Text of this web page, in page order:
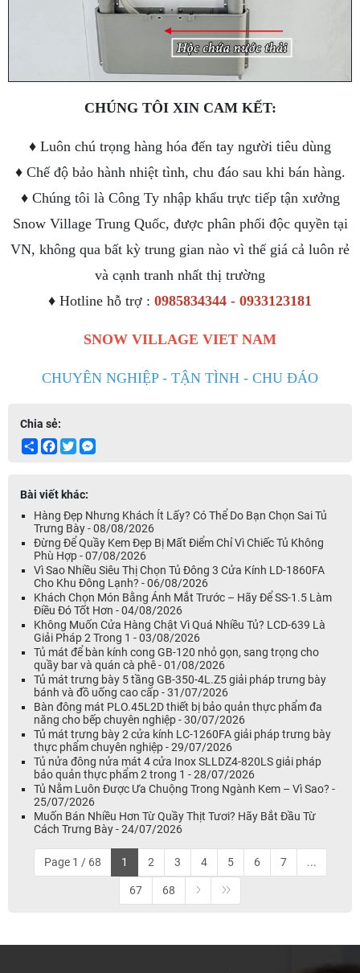
CHÚNG TÔI XIN CAM KẾT:
♦ Luôn chú trọng hàng hóa đến tay người tiêu dùng
♦ Chế độ bảo hành nhiệt tình, chu đáo sau khi bán hàng.
♦ Chúng tôi là Công Ty nhập khẩu trực tiếp tận xưởng
Snow Village Trung Quốc, được phân phối độc quyền tại
VN, không qua bất kỳ trung gian nào vì thế giá cả luôn rẻ
và cạnh tranh nhất thị trường
♦ Hotline hỗ trợ : 0985834344 - 0933123181
SNOW VILLAGE VIET NAM
CHUYÊN NGHIỆP - TẬN TÌNH - CHU ĐÁO
Chia sẻ:
ShareFacebook
Twitter
Bài viết khác:
Hàng Đẹp Nhưng Khách Ít Lấy? Có Thể Do Bạn Chọn Sai Tủ
Trưng Bày - 08/08/2026
Đừng Để Quầy Kem Đẹp Bị Mất Điểm Chỉ Vì Chiếc Tủ Không
Phù Hợp - 07/08/2026
Vì Sao Nhiều Siêu Thị Chọn Tủ Đông 3 Cửa Kính LD-1860FA
Cho Khu Đông Lạnh? - 06/08/2026
Khách Chọn Món Bằng Ánh Mắt Trước – Hãy Để SS-1.5 Làm
Điều Đó Tốt Hơn - 04/08/2026
Không Muốn Cửa Hàng Chật Vì Quá Nhiều Tủ? LCD-639 Là
Giải Pháp 2 Trong 1 - 03/08/2026
Tủ mát để bàn kính cong GB-120 nhỏ gọn, sang trọng cho
quầy bar và quán cà phê - 01/08/2026
Tủ mát trưng bày 5 tầng GB-350-4L.Z5 giải pháp trưng bày
bánh và đồ uống cao cấp - 31/07/2026
Bàn đông mát PLO.45L2D thiết bị bảo quản thực phẩm đa
năng cho bếp chuyên nghiệp - 30/07/2026
Tủ mát trưng bày 2 cửa kính LC-1260FA giải pháp trưng bày
thực phẩm chuyên nghiệp - 29/07/2026
Tủ nửa đông nửa mát 4 cửa Inox SLLDZ4-820LS giải pháp
bảo quản thực phẩm 2 trong 1 - 28/07/2026
Tủ Nằm Luôn Được Ưa Chuộng Trong Ngành Kem – Vì Sao? -
25/07/2026
Muốn Bán Nhiều Hơn Từ Quầy Thịt Tươi? Hãy Bắt Đầu Từ
Cách Trưng Bày - 24/07/2026
Page 1 / 68 1 2 3 4 5 6 7 ...
67 68